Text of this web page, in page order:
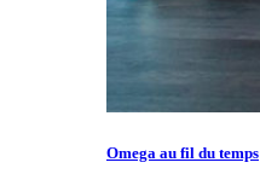
Omega au fil du temps